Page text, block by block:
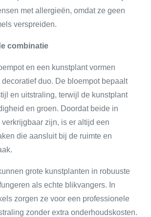
met allergieën, omdat ze geen
verspreiden.
combinatie
en een kunstplant vormen
duo. De bloempot bepaalt
en uitstraling, terwijl de kunstplant
en groen. Doordat beide in
zijn, is er altijd een
die aansluit bij de ruimte en
grote kunstplanten in robuuste
als echte blikvangers. In
zorgen ze voor een professionele
zonder extra onderhoudskosten.